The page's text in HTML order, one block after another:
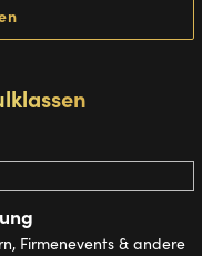
Firmenevents & andere